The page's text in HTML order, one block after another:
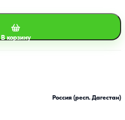
В корзину
Россия (респ. Дагестан)